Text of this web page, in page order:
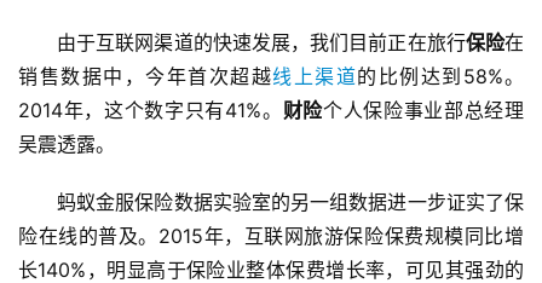
由于互联网渠道的快速发展，我们目前正在旅行保险在
销售数据中，今年首次超越线上渠道的比例达到58%。
2014年，这个数字只有41%。 财险个人保险事业部总经理
吴震透露。
蚂蚁金服保险数据实验室的另一组数据进一步证实了保
险在线的普及。2015年，互联网旅游保险保费规模同比增
长140%，明显高于保险业整体保费增长率，可见其强劲的